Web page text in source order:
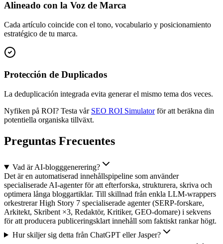
Alineado con la Voz de Marca
Cada artículo coincide con el tono, vocabulario y posicionamiento
estratégico de tu marca.
Protección de Duplicados
La deduplicación integrada evita generar el mismo tema dos veces.
Nyfiken på ROI? Testa vår SEO ROI Simulator för att beräkna din
potentiella organiska tillväxt.
Preguntas Frecuentes
Vad är AI-blogggenerering?
Det är en automatiserad innehållspipeline som använder
specialiserade AI-agenter för att efterforska, strukturera, skriva och
optimera långa bloggartiklar. Till skillnad från enkla LLM-wrappers
orkestrerar High Story 7 specialiserade agenter (SERP-forskare,
Arkitekt, Skribent ×3, Redaktör, Kritiker, GEO-domare) i sekvens
för att producera publiceringsklart innehåll som faktiskt rankar högt.
Hur skiljer sig detta från ChatGPT eller Jasper?